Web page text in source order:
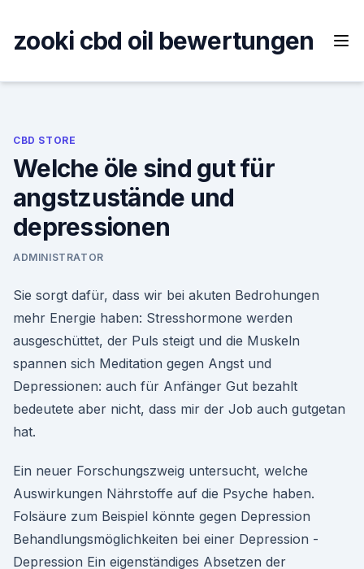
content
zooki cbd oil bewertungen
CBD STORE
Welche öle sind gut für
angstzustände und
depressionen
ADMINISTRATOR
Sie sorgt dafür, dass wir bei akuten Bedrohungen
mehr Energie haben: Stresshormone werden
ausgeschüttet, der Puls steigt und die Muskeln
spannen sich Meditation gegen Angst und
Depressionen: auch für Anfänger Gut bezahlt
bedeutete aber nicht, dass mir der Job auch gutgetan
hat.
Ein neuer Forschungszweig untersucht, welche
Auswirkungen Nährstoffe auf die Psyche haben.
Folsäure zum Beispiel könnte gegen Depression
Behandlungsmöglichkeiten bei einer Depression -
Depression Ein eigenständiges Absetzen der